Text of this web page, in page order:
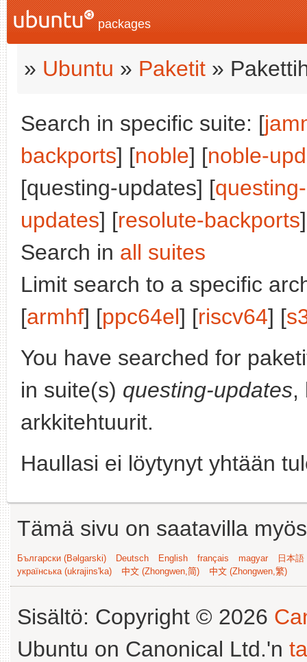
packages
» Ubuntu » Paketit »
Search in specific suite: [
backports] [noble] [noble-
[questing-updates] [
updates] [resolute-backports
Search in all suites
Limit search to a specific
[armhf] [ppc64el] [riscv64] [
You have searched for
in suite(s) questing-updates,
arkkitehtuurit.
Haullasi ei löytynyt yhtään
Tämä sivu on saatavilla
Български (Bəlgarski) Deutsch English français magyar
日本
українська (ukrajins'ka)
中文 (Zhongwen,简) 中文 (Zhongwen,繁)
Sisältö: Copyright © 2026
Ubuntu on Canonical Ltd.'n